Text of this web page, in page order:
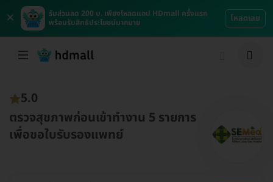
×
รับส่วนลด 200 บ. เพียงโหลดแอป HDmall ครั้งแรก
พร้อมรับสิทธิประโยชน์มากมาย
โหลดเลย
5.0
ตรวจสุขภาพก่อนเข้าทำงาน 5 รายการ
เพื่อขอใบรับรองแพทย์